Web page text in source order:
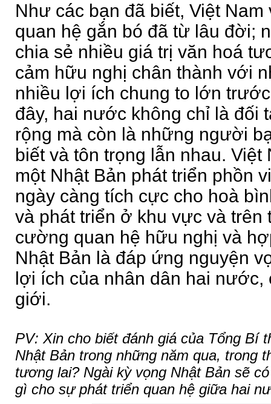
Như các bạn đã biết, Việt
quan hệ gắn bó đã từ lâu đời;
chia sẻ nhiều giá trị văn hoá
cảm hữu nghị chân thành với
nhiều lợi ích chung to lớn
đây, hai nước không chỉ là đối
rộng mà còn là những người
biết và tôn trọng lẫn nhau. Việt
một Nhật Bản phát triển phồn
ngày càng tích cực cho hoà
và phát triển ở khu vực và trên
cường quan hệ hữu nghị và
Nhật Bản là đáp ứng nguyện
lợi ích của nhân dân hai nước,
giới.
PV: Xin cho biết đánh giá của Tổng Bí
Nhật Bản trong những năm qua, trong
tương lai? Ngài kỳ vọng Nhật Bản sẽ
gì cho sự phát triển quan hệ giữa hai